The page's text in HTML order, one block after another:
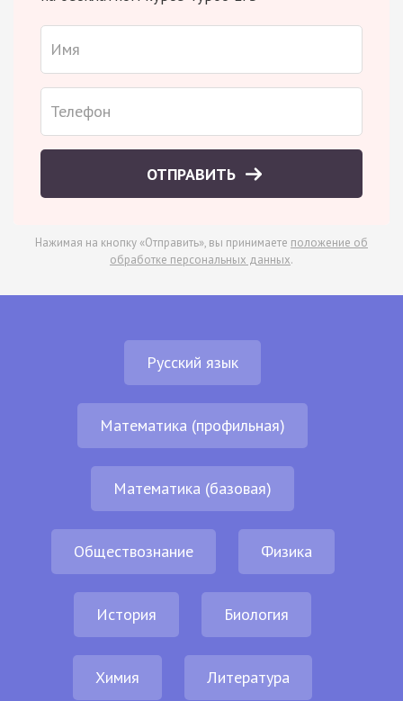
ОТПРАВИТЬ
Нажимая на кнопку «Отправить», вы принимаете положение об
обработке персональных данных.
Русский язык
Математика (профильная)
Математика (базовая)
Обществознание Физика
История Биология
Химия Литература